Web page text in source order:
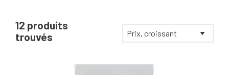
12 produits
trouvés